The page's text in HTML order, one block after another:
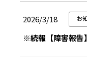
2026/3/18 お
※続報【障害報告